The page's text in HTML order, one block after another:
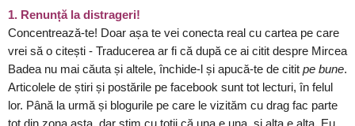
1. Renunță la distrageri!
Concentrează-te! Doar așa te vei conecta real cu cartea pe care
vrei să o citești - Traducerea ar fi că după ce ai citit despre Mircea
Badea nu mai căuta și altele, închide-l și apucă-te de citit pe bune.
Articolele de știri și postările pe facebook sunt tot lecturi, în felul
lor. Până la urmă și blogurile pe care le vizităm cu drag fac parte
tot din zona asta, dar știm cu toții că una e una, și alta e alta. Eu